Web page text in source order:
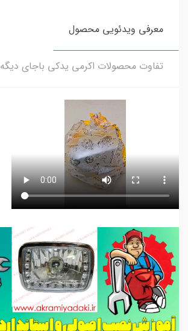
معرفی ویدئویی محصول
تفاوت محصولات اکرمی یدکی باجای دیگه